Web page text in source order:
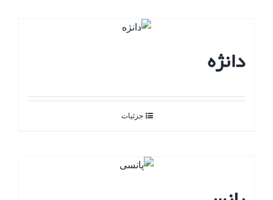
دانژه
جزئیات